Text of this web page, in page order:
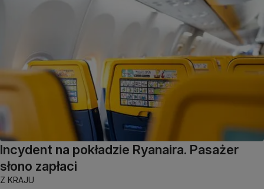
Incydent na pokładzie Ryanaira. Pasażer
słono zapłaci
Z KRAJU